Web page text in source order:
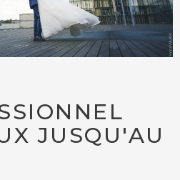
JUSQU'AU